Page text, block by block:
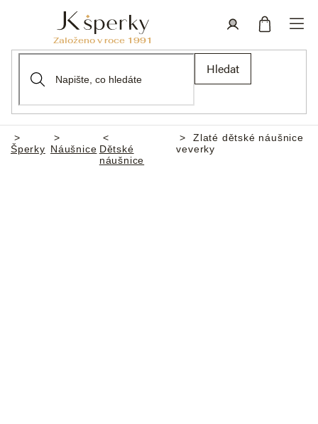
Hledat
Domů
Šperky Náušnice Dětské
náušnice
Zlaté dětské náušnice
veverky